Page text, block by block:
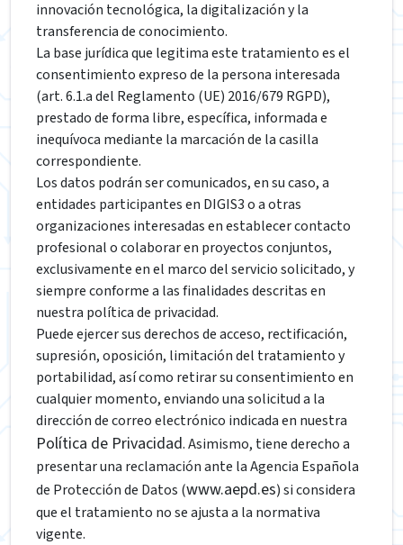
innovación tecnológica, la digitalización y la
transferencia de conocimiento.
La base jurídica que legitima este tratamiento es el
consentimiento expreso de la persona interesada
(art. 6.1.a del Reglamento (UE) 2016/679 RGPD),
prestado de forma libre, específica, informada e
inequívoca mediante la marcación de la casilla
correspondiente.
Los datos podrán ser comunicados, en su caso, a
entidades participantes en DIGIS3 o a otras
organizaciones interesadas en establecer contacto
profesional o colaborar en proyectos conjuntos,
exclusivamente en el marco del servicio solicitado, y
siempre conforme a las finalidades descritas en
nuestra política de privacidad.
Puede ejercer sus derechos de acceso, rectificación,
supresión, oposición, limitación del tratamiento y
portabilidad, así como retirar su consentimiento en
cualquier momento, enviando una solicitud a la
dirección de correo electrónico indicada en nuestra
Política de Privacidad. Asimismo, tiene derecho a
presentar una reclamación ante la Agencia Española
de Protección de Datos (www.aepd.es) si considera
que el tratamiento no se ajusta a la normativa
vigente.